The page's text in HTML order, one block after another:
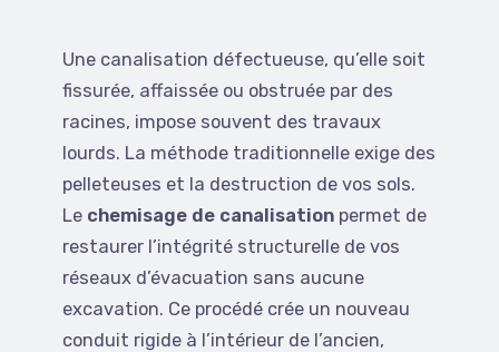
Une canalisation défectueuse, qu’elle soit
fissurée, affaissée ou obstruée par des
racines, impose souvent des travaux
lourds. La méthode traditionnelle exige des
pelleteuses et la destruction de vos sols.
Le chemisage de canalisation permet de
restaurer l’intégrité structurelle de vos
réseaux d’évacuation sans aucune
excavation. Ce procédé crée un nouveau
conduit rigide à l’intérieur de l’ancien,